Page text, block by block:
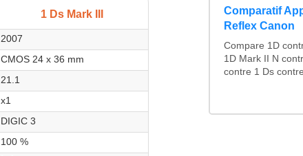
1 Ds Mark III
2007
CMOS 24 x 36 mm
21.1
x1
DIGIC 3
100 %
Comparatif
Reflex Canon
Compare 1D
1D Mark II N
contre 1 Ds